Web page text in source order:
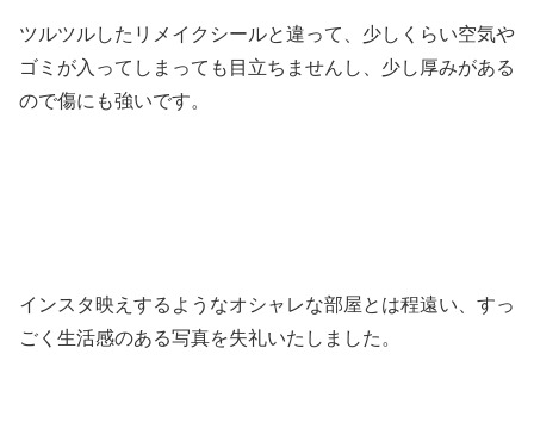
ツルツルしたリメイクシールと違って、少しくらい空気や
ゴミが入ってしまっても目立ちませんし、少し厚みがある
ので傷にも強いです。
インスタ映えするようなオシャレな部屋とは程遠い、すっ
ごく生活感のある写真を失礼いたしました。